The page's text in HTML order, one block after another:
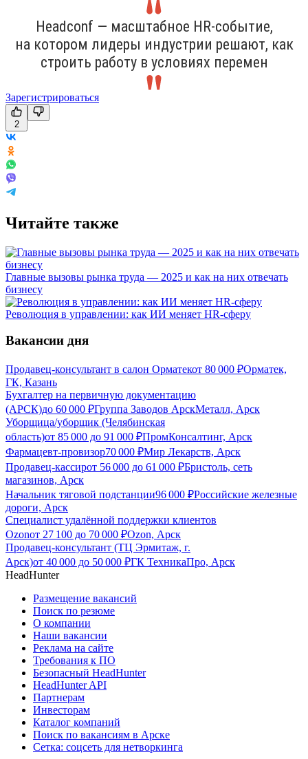
Headсonf — масштабное HR-событие,
на котором лидеры индустрии решают, как
строить работу в условиях перемен
Зарегистрироваться
2
Читайте также
Главные вызовы рынка труда — 2025 и как на них отвечать
бизнесу
Революция в управлении: как ИИ меняет HR-сферу
Вакансии дня
Продавец-консультант в салон Орматекот 80 000 ₽Орматек,
ГК, Казань
Бухгалтер на первичную документацию
(АРСК)до 60 000 ₽Группа Заводов АрскМеталл, Арск
Уборщица/уборщик (Челябинская
область)от 85 000 до 91 000 ₽ПромКонсалтинг, Арск
Фармацевт-провизор70 000 ₽Мир Лекарств, Арск
Продавец-кассирот 56 000 до 61 000 ₽Бристоль, сеть
магазинов, Арск
Начальник тяговой подстанции96 000 ₽Российские железные
дороги, Арск
Специалист удалённой поддержки клиентов
Ozonот 27 100 до 70 000 ₽Ozon, Арск
Продавец-консультант (ТЦ Эрмитаж, г.
Арск)от 40 000 до 50 000 ₽ГК ТехникаПро, Арск
HeadHunter
Размещение вакансий
Поиск по резюме
О компании
Наши вакансии
Реклама на сайте
Требования к ПО
Безопасный HeadHunter
HeadHunter API
Партнерам
Инвесторам
Каталог компаний
Поиск по вакансиям в Арске
Сетка: соцсеть для нетворкинга